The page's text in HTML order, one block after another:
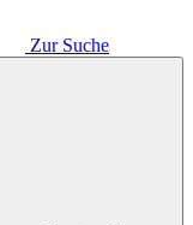
Zur Suche